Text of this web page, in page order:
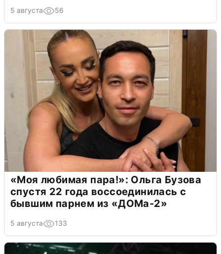
5 августа 56
«Моя любимая пара!»: Ольга Бузова
спустя 22 года воссоединилась с
бывшим парнем из «ДОМа-2»
5 августа 133